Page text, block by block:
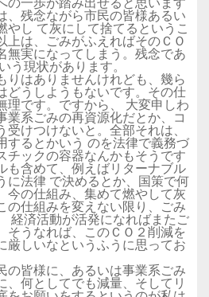
の一歩が踏み出せると思います
、残念ながら市民の皆様あるい
やし て灰にして捨てるというこ
上は、ごみがふえればそのＣＯ
無実になってしまう。残念であ
う現状があります。
りはありませんけれども、幾ら
どうしようもないです。その仕
理です。ですから、 大変申しわ
業系ごみの再資源化だとか、コ
受けつけないと。全部それは、
するとかいう のを法律で義務づ
チックの容器なんかもそうです
も含めて、例えばリターナブル
に法律 で決めるとか、国策で何
今の仕組み、集めて燃やして灰
の仕組みを変えない限り、ごみ
経済活動が活発になればまたご
そうなれば、このＣＯ２削減を
厳しいなというふうに思ってお
の皆様に、あるいは事業系ごみ
、何としてでも減量、そしてリ